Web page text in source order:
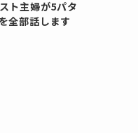
ト主婦が5パタ
全部話します